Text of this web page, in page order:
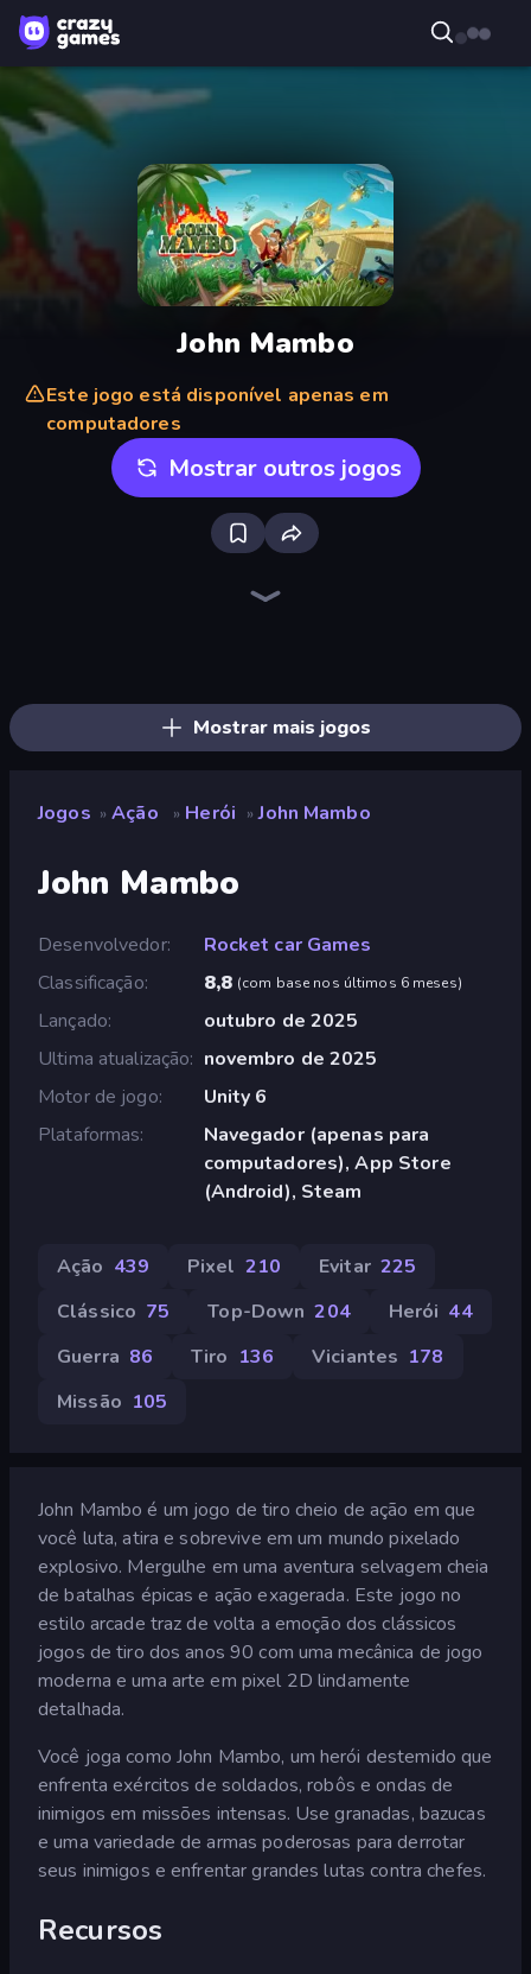
John Mambo
Este jogo está disponível apenas em
computadores
Mostrar outros jogos
Mostrar mais jogos
Jogos » Ação » Herói » John Mambo
John Mambo
Desenvolvedor
Rocket car Games
Classificação
8,8 (com base nos últimos 6 meses)
Lançado
outubro de 2025
Ultima atualização
novembro de 2025
Motor de jogo
Unity 6
Plataformas
Navegador (apenas para
computadores), App Store
(Android), Steam
Ação 439 Pixel 210 Evitar 225
Clássico 75 Top-Down 204 Herói 44
Guerra 86 Tiro 136 Viciantes 178
Missão 105
John Mambo é um jogo de tiro cheio de ação em que
você luta, atira e sobrevive em um mundo pixelado
explosivo. Mergulhe em uma aventura selvagem cheia
de batalhas épicas e ação exagerada. Este jogo no
estilo arcade traz de volta a emoção dos clássicos
jogos de tiro dos anos 90 com uma mecânica de jogo
moderna e uma arte em pixel 2D lindamente
detalhada.
Você joga como John Mambo, um herói destemido que
enfrenta exércitos de soldados, robôs e ondas de
inimigos em missões intensas. Use granadas, bazucas
e uma variedade de armas poderosas para derrotar
seus inimigos e enfrentar grandes lutas contra chefes.
Recursos